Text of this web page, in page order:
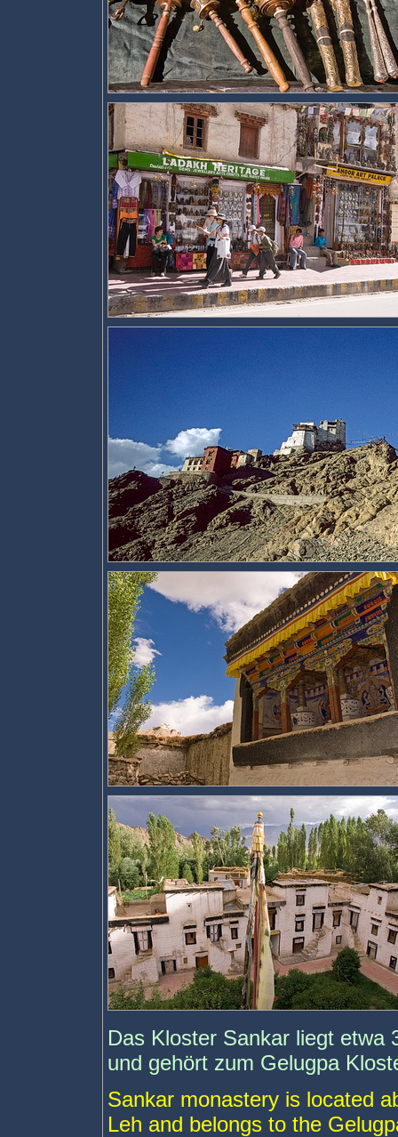
Das Kloster Sankar liegt etwa
und gehört zum Gelugpa
Sankar monastery is located
Leh and belongs to the